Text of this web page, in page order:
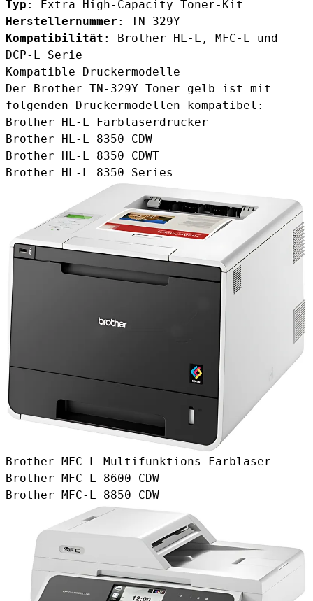
Typ : Extra High-Capacity Toner-Kit
Herstellernummer : TN-329Y
Kompatibilität : Brother HL-L, MFC-L und
DCP-L Serie
Kompatible Druckermodelle
Der
Brother TN-329Y Toner gelb ist mit
folgenden Druckermodellen kompatibel:
Brother HL-L Farblaserdrucker
Brother HL-L 8350 CDW
Brother HL-L 8350 CDWT
Brother HL-L 8350 Series
Brother MFC-L Multifunktions-Farblaser
Brother MFC-L 8600 CDW
Brother MFC-L 8850 CDW